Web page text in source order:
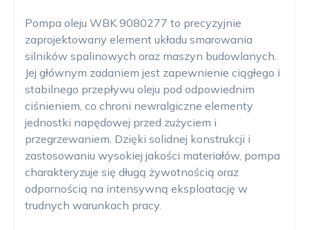
Pompa oleju WBK 9080277 to precyzyjnie
zaprojektowany element układu smarowania
silników spalinowych oraz maszyn budowlanych.
Jej głównym zadaniem jest zapewnienie ciągłego i
stabilnego przepływu oleju pod odpowiednim
ciśnieniem, co chroni newralgiczne elementy
jednostki napędowej przed zużyciem i
przegrzewaniem. Dzięki solidnej konstrukcji i
zastosowaniu wysokiej jakości materiałów, pompa
charakteryzuje się długą żywotnością oraz
odpornością na intensywną eksploatację w
trudnych warunkach pracy.